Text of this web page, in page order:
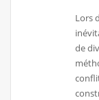
Lors
de